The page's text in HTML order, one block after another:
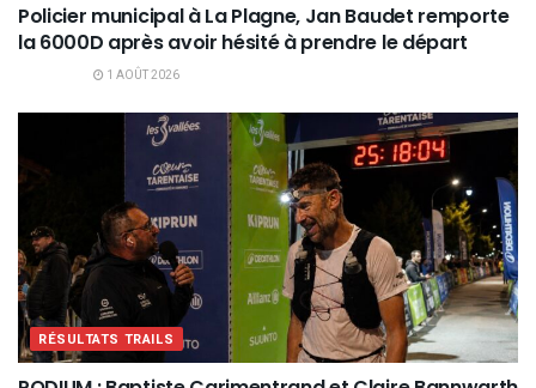
Policier municipal à La Plagne, Jan Baudet remporte
la 6000D après avoir hésité à prendre le départ
1 AOÛT 2026
RÉSULTATS TRAILS